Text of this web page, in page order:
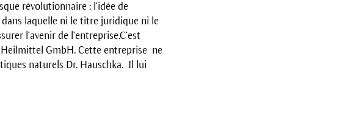
révolutionnaire : l’idée de
laquelle ni le titre juridique ni le
l’avenir de l’entreprise.C’est
Heilmittel GmbH. Cette entreprise ne
naturels Dr. Hauschka. Il lui